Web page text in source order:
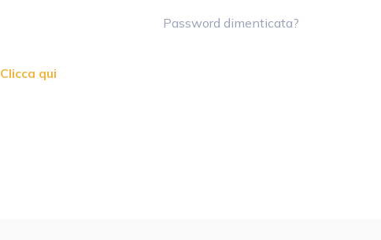
Password dimenticata?
Clicca qui